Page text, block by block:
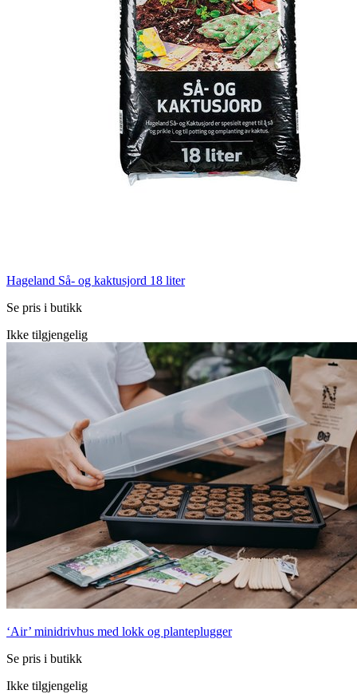
Hageland Så- og kaktusjord 18 liter
Se pris i butikk
Ikke tilgjengelig
‘Air’ minidrivhus med lokk og planteplugger
Se pris i butikk
Ikke tilgjengelig